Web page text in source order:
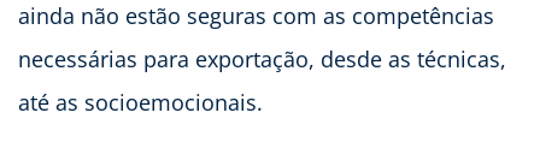
ainda não estão seguras com as competências
necessárias para exportação, desde as técnicas,
até as socioemocionais.